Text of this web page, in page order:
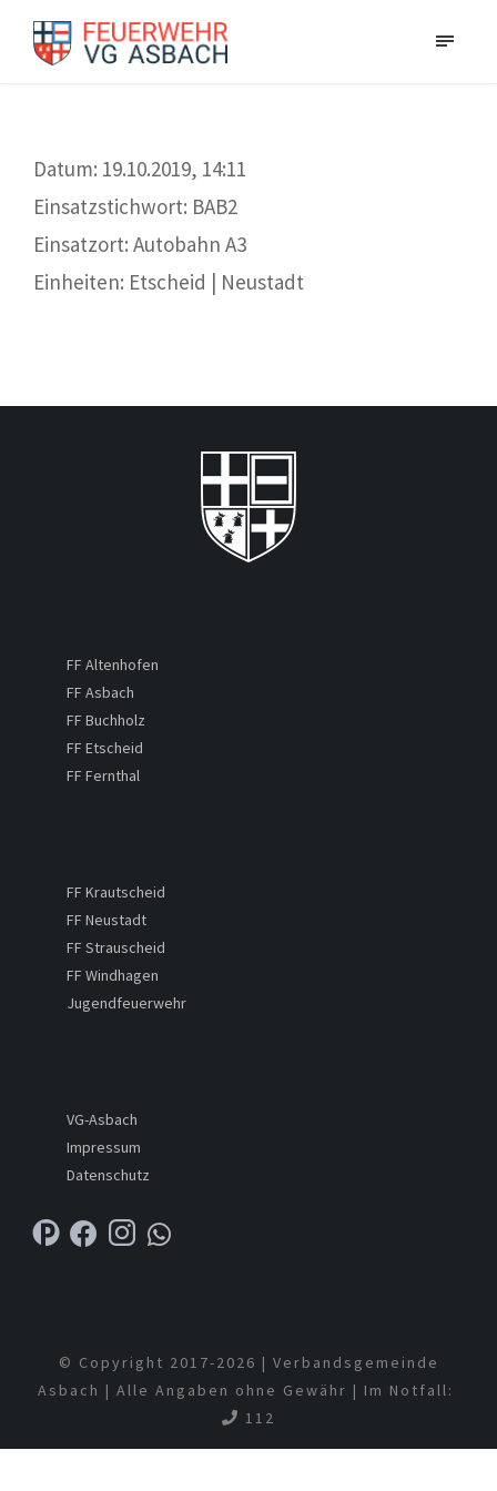
Datum: 19.10.2019, 14:11
Einsatzstichwort: BAB2
Einsatzort: Autobahn A3
Einheiten: Etscheid | Neustadt
FF Altenhofen
FF Asbach
FF Buchholz
FF Etscheid
FF Fernthal
FF Krautscheid
FF Neustadt
FF Strauscheid
FF Windhagen
Jugendfeuerwehr
VG-Asbach
Impressum
Datenschutz
© Copyright 2017-2026 | Verbandsgemeinde
Asbach | Alle Angaben ohne Gewähr | Im Notfall:
112